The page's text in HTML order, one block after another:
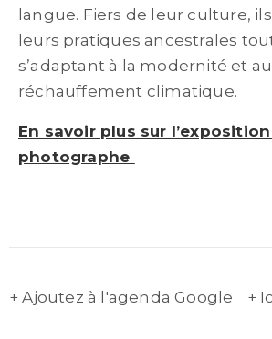
langue. Fiers de leur culture,
leurs pratiques ancestrales
s’adaptant à la modernité et au
réchauffement climatique.
En savoir plus sur
photographe
+ Ajoutez à l'agenda Google +